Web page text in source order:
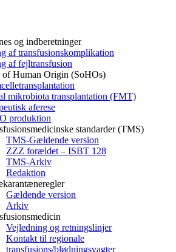
og indberetninger
af transfusionskomplikation
af fejltransfusion
of Human Origin (SoHOs)
mikrobiota transplantation (FMT)
aferese
produktion
standarder (TMS)
TMS-Gældende version
ZZZ forældet – ISBT 128
TMS-Arkiv
Redaktion
Gældende version
Arkiv
Vejledning og retningslinjer
Kontakt til regionale
transfusions/blødningsvagter